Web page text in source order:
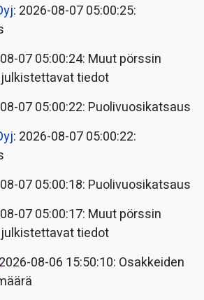
: 2026-08-07 05:00:25:
07 05:00:24: Muut pörssin
tiedot
07 05:00:22: Puolivuosikatsaus
: 2026-08-07 05:00:22:
07 05:00:18: Puolivuosikatsaus
07 05:00:17: Muut pörssin
tiedot
08-06 15:50:10: Osakkeiden